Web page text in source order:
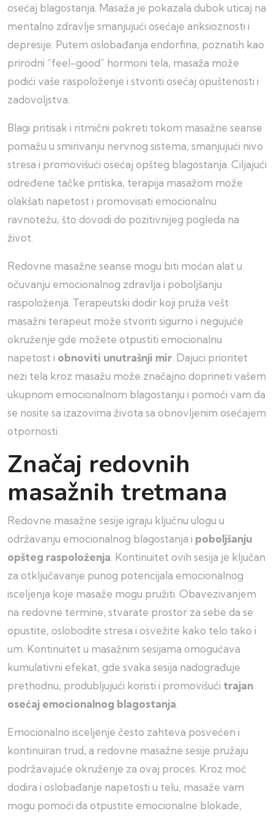
osećaj blagostanja. Masaža je pokazala dubok uticaj na
mentalno zdravlje smanjujući osećaje anksioznosti i
depresije. Putem oslobađanja endorfina, poznatih kao
prirodni “feel-good” hormoni tela, masaža može
podići vaše raspoloženje i stvoriti osećaj opuštenosti i
zadovoljstva.
Blagi pritisak i ritmični pokreti tokom masažne seanse
pomažu u smirivanju nervnog sistema, smanjujući nivo
stresa i promovišući osećaj opšteg blagostanja. Ciljajući
određene tačke pritiska, terapija masažom može
olakšati napetost i promovisati emocionalnu
ravnotežu, što dovodi do pozitivnijeg pogleda na
život.
Redovne masažne seanse mogu biti moćan alat u
očuvanju emocionalnog zdravlja i poboljšanju
raspoloženja. Terapeutski dodir koji pruža vešt
masažni terapeut može stvoriti sigurno i negujuće
okruženje gde možete otpustiti emocionalnu
napetost i obnoviti unutrašnji mir . Dajuci prioritet
nezi tela kroz masažu može značajno doprineti vašem
ukupnom emocionalnom blagostanju i pomoći vam da
se nosite sa izazovima života sa obnovljenim osećajem
otpornosti.
Značaj redovnih
masažnih tretmana
Redovne masažne sesije igraju ključnu ulogu u
održavanju emocionalnog blagostanja i poboljšanju
opšteg raspoloženja . Kontinuitet ovih sesija je ključan
za otključavanje punog potencijala emocionalnog
isceljenja koje masaže mogu pružiti. Obavezivanjem
na redovne termine, stvarate prostor za sebe da se
opustite, oslobodite stresa i osvežite kako telo tako i
um. Kontinuitet u masažnim sesijama omogućava
kumulativni efekat, gde svaka sesija nadograđuje
prethodnu, produbljujući koristi i promovišući trajan
osećaj emocionalnog blagostanja
Emocionalno isceljenje često zahteva posvećen i
kontinuiran trud, a redovne masažne sesije pružaju
podržavajuće okruženje za ovaj proces. Kroz moć
dodira i oslobađanje napetosti u telu, masaže vam
mogu pomoći da otpustite emocionalne blokade,